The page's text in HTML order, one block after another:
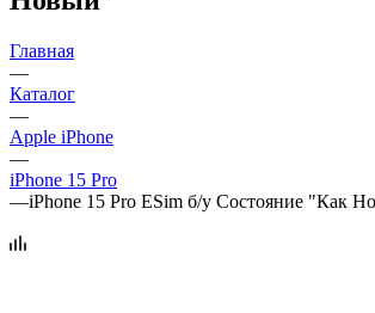
Главная
—
Каталог
—
Apple iPhone
—
iPhone 15 Pro
—iPhone 15 Pro ESim б/у Состояние "Как